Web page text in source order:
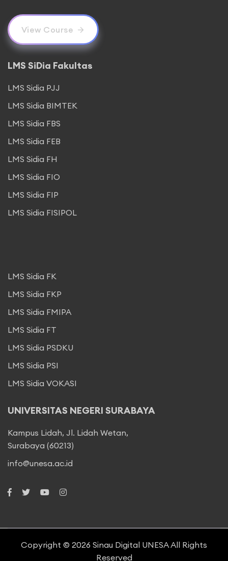
View Course
LMS SiDia Fakultas
LMS Sidia PJJ
LMS Sidia BIMTEK
LMS Sidia FBS
LMS Sidia FEB
LMS Sidia FH
LMS Sidia FIO
LMS Sidia FIP
LMS Sidia FISIPOL
LMS Sidia FK
LMS Sidia FKP
LMS Sidia FMIPA
LMS Sidia FT
LMS Sidia PSDKU
LMS Sidia PSI
LMS Sidia VOKASI
UNIVERSITAS NEGERI SURABAYA
Kampus Lidah, Jl. Lidah Wetan,
Surabaya (60213)
info@unesa.ac.id
Copyright © 2026 Sinau Digital UNESAAll Rights
Reserved